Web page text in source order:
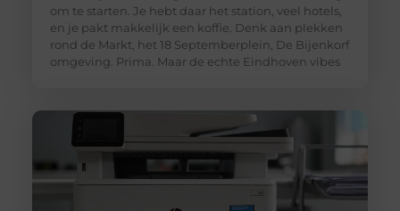
om te starten. Je hebt daar het station, veel hotels,
en je pakt makkelijk een koffie. Denk aan plekken
rond de Markt, het 18 Septemberplein, De Bijenkorf
omgeving. Prima. Maar de echte Eindhoven vibes